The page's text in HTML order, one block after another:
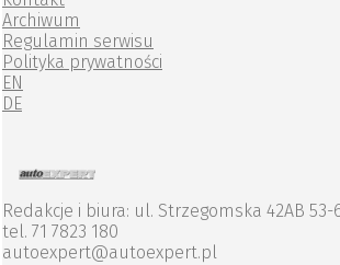
Archiwum
Regulamin serwisu
Polityka prywatności
EN
DE
Redakcje i biura: ul. Strzegomska 42AB 53-
tel. 71 7823 180
autoexpert@autoexpert.pl